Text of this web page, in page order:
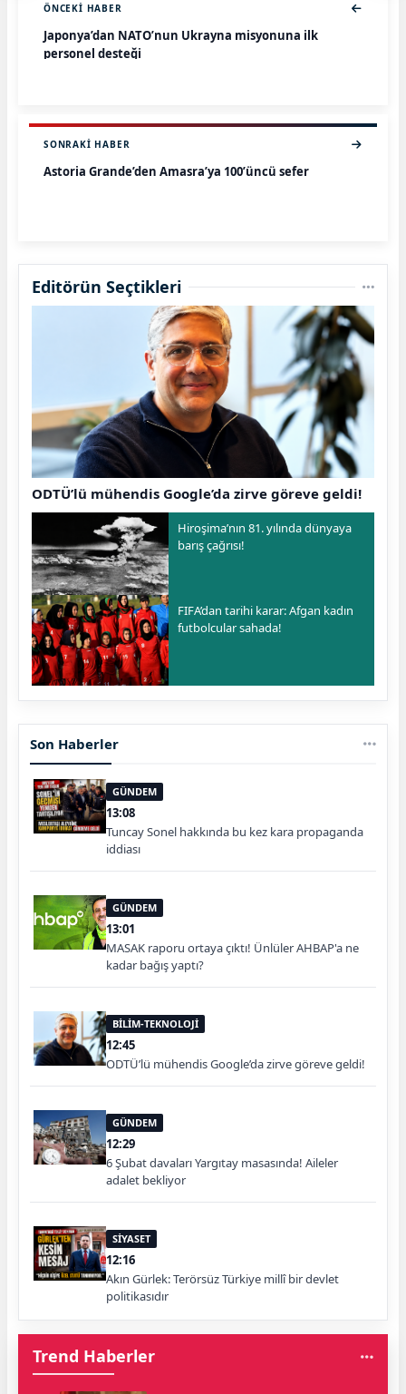
ÖNCEKI HABER
Japonya’dan NATO’nun Ukrayna misyonuna ilk
personel desteği
SONRAKI HABER
Astoria Grande’den Amasra’ya 100’üncü sefer
Editörün Seçtikleri
ODTÜ’lü mühendis Google’da zirve göreve geldi!
Hiroşima’nın 81. yılında dünyaya
barış çağrısı!
FIFA’dan tarihi karar: Afgan kadın
futbolcular sahada!
Son Haberler
GÜNDEM
13:08
Tuncay Sonel hakkında bu kez kara propaganda
iddiası
GÜNDEM
13:01
MASAK raporu ortaya çıktı! Ünlüler AHBAP'a ne
kadar bağış yaptı?
BİLİM-TEKNOLOJİ
12:45
ODTÜ’lü mühendis Google’da zirve göreve geldi!
GÜNDEM
12:29
6 Şubat davaları Yargıtay masasında! Aileler
adalet bekliyor
SİYASET
12:16
Akın Gürlek: Terörsüz Türkiye millî bir devlet
politikasıdır
Trend Haberler